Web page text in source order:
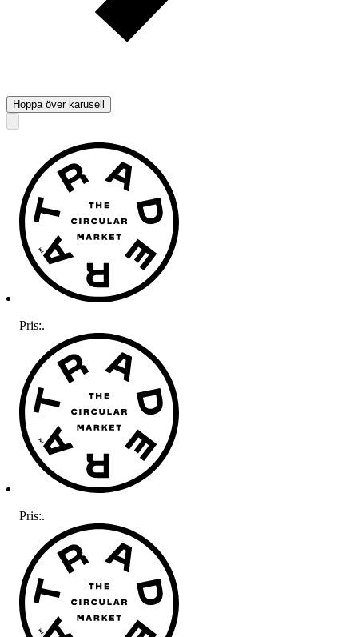
Hoppa över karusell
Pris:.
Pris:.